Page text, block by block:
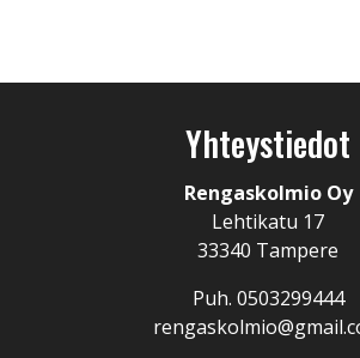
Yhteystiedot
Rengaskolmio Oy
Lehtikatu 17
33340 Tampere
Puh. 0503299444